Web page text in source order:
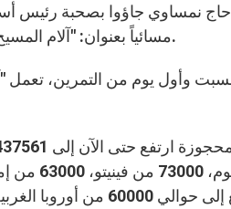
يبلغ 30000. ومن بينهم، 200 حاج نمساوي
مسائياً بعنوان: "آلام المسيح، آلام الإنسان: سر سبت النور" في كاتدرائية القديس يوحنا.